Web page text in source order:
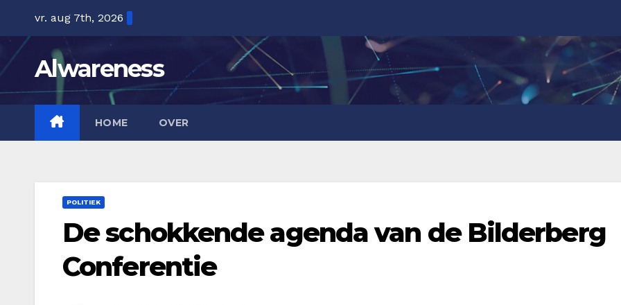
inhoud
vr. aug 7th, 2026
Alwareness
HOME OVER
POLITIEK
De schokkende agenda van de Bilderberg
Conferentie